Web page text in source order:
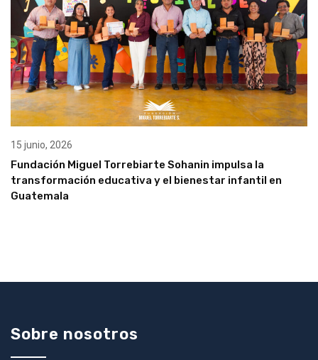
15 junio, 2026
Fundación Miguel Torrebiarte Sohanin impulsa la
transformación educativa y el bienestar infantil en
Guatemala
Sobre nosotros